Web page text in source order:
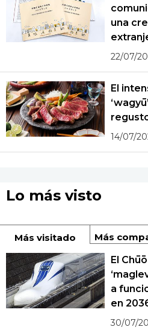
una
22/07/
El
14/07/
Lo más visto
Más visitado Más
El
a
en
30/07/